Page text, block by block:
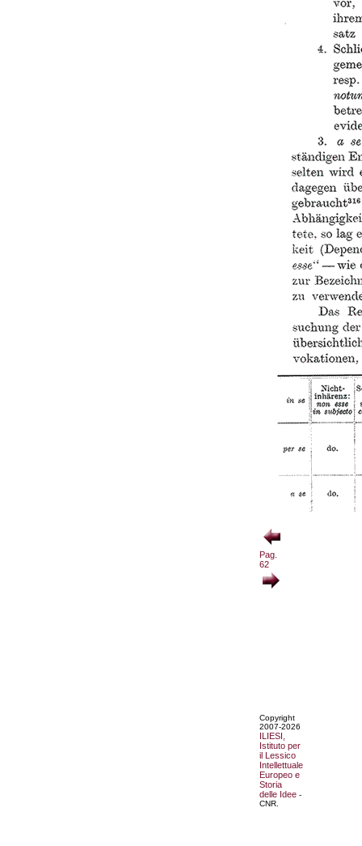
Pag.
62
Copyright
2007-2026
ILIESI,
Istituto per
il Lessico
Intellettuale
Europeo e
Storia
delle Idee -
CNR.